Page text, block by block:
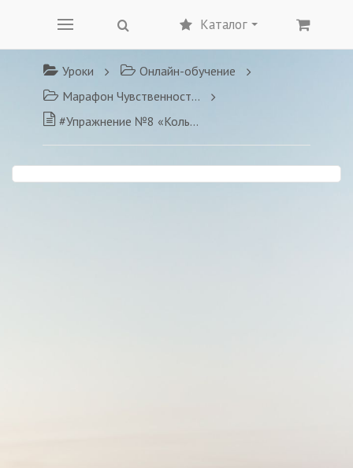
Каталог
Уроки
Онлайн-обучение
Марафон Чувственности и Сексуальности
#Упражнение №8 «Кольца Дракона»